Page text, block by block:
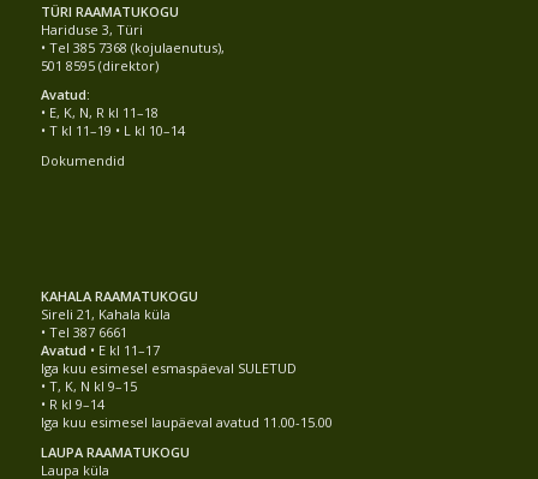
TÜRI RAAMATUKOGU
Hariduse 3, Türi
• Tel 385 7368 (kojulaenutus),
501 8595 (direktor)
Avatud:
• E, K, N, R kl 11–18
• T kl 11–19 • L kl 10–14
Dokumendid
KAHALA RAAMATUKOGU
Sireli 21, Kahala küla
• Tel 387 6661
Avatud • E kl 11–17
Iga kuu esimesel esmaspäeval SULETUD
• T, K, N kl 9–15
• R kl 9–14
Iga kuu esimesel laupäeval avatud 11.00-15.00
LAUPA RAAMATUKOGU
Laupa küla